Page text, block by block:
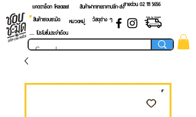
แคตตาล็อก โหลดเลย! สายด่วน 02 ​111 5656
สินค้าฝากขายราคาปลีก-ส่ง
สินค้าชอบชะมัด
หมวดหมู่
วัสดุต่าง ๆ
.... โปรโมชั่นประจำเดือน